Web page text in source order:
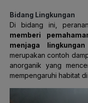
Bidang Lingkungan
Di bidang ini,
memberi
menjaga
merupakan contoh
anorganik yang
mempengaruhi habitat